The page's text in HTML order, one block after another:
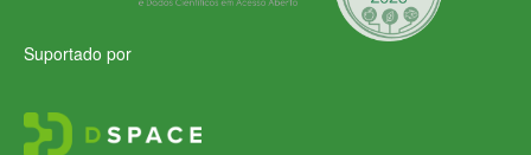
Suportado por